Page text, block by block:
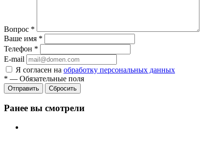
Вопрос *
Ваше имя *
Телефон *
E-mail
Я согласен на обработку персональных данных
* — Обязательные поля
Отправить Сбросить
Ранее вы смотрели